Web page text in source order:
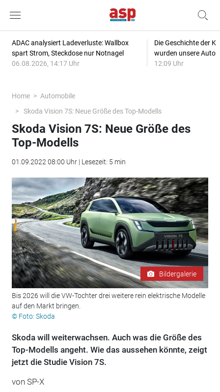
ADAC analysiert Ladeverluste: Wallbox
spart Strom, Steckdose nur Notnagel
06.08.2026, 14:17 Uhr
Die Geschichte der
wurden unsere
12:09 Uhr
Home
Automobile
Skoda Vision 7S: Neue Größe des Top-Modells
Skoda Vision 7S: Neue Größe des
Top-Modells
01.09.2022 08:00 Uhr | Lesezeit: 5 min
Bildergalerie
Bis 2026 will die VW-Tochter drei weitere rein elektrische Modelle
auf den Markt bringen.
© Foto: Skoda
Skoda will weiterwachsen. Auch was die Größe des
Top-Modells angeht. Wie das aussehen könnte, zeigt
jetzt die Studie Vision 7S.
von SP-X